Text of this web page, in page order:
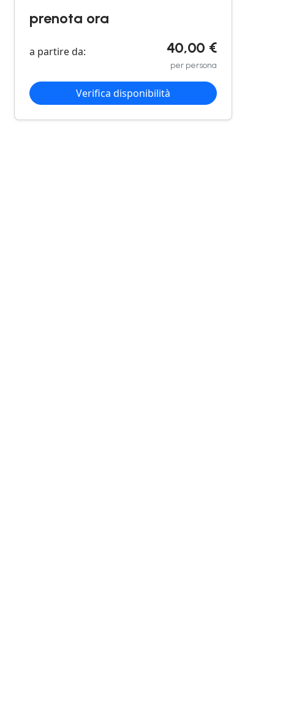
prenota ora
a partire da: 40,00 €
per persona
Verifica disponibilità